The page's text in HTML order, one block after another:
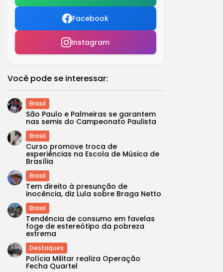
Facebook
Instagram
Você pode se interessar:
Brasil
São Paulo e Palmeiras se garantem
nas semis do Campeonato Paulista
Brasil
Curso promove troca de
experiências na Escola de Música de
Brasília
Brasil
Tem direito à presunção de
inocência, diz Lula sobre Braga Netto
Brasil
Tendência de consumo em favelas
foge de estereótipo da pobreza
extrema
Destaques
Polícia Militar realiza Operação
Fecha Quartel